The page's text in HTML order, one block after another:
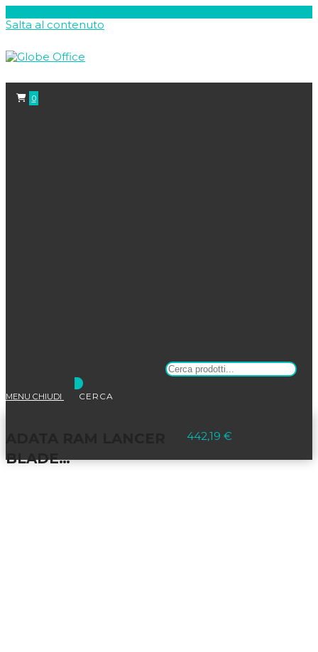
Salta al contenuto
0
MENU CHIUDI
BLADE…
442,19€